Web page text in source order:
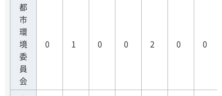
都
市
環
境
委
員
会
0 1 0 0 2 0 0